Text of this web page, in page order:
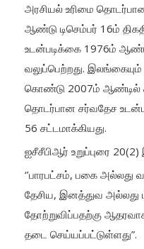
அரசியல் உரிமை
ஆண்டு டிசெம்பர் 16ம்
உடன்படிக்கை 1976ம்
வலுப்பெற்றது.
கொண்டு 2007ம் ஆண்டில்
தொடர்பான சர்வதேச
56 சட்டமாக்கியது.
ஐசீசீபிஆர் உறுப்புரை
‘’பாரபட்சம், பகை
தேசிய, இனத்துவ அல்லது
தோற்றுவிப்பதற்கு
தடை செய்யப்பட்டுள்ளது”.